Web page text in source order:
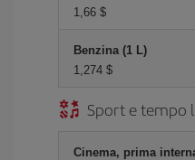
1,66 $
Benzina (1 L)
1,274 $
Sport e tempo
Cinema, prima